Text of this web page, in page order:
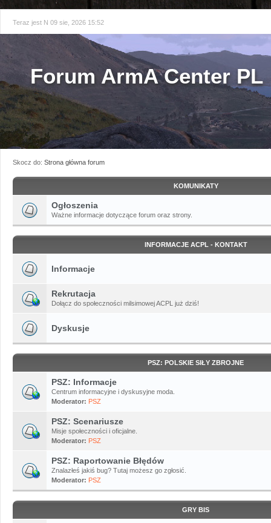
Teraz jest N 09 sie, 2026 15:52
Forum ArmA Center PL
Skocz do: Strona główna forum
KOMUNIKATY
Ogłoszenia
Ważne informacje dotyczące forum oraz strony.
INFORMACJE ACPL - KONTAKT
Informacje
Rekrutacja
Dołącz do społeczności milsimowej ACPL już dziś!
Dyskusje
PSZ: POLSKIE SIŁY ZBROJNE
PSZ: Informacje
Centrum informacyjne i dyskusyjne moda.
Moderator: PSZ
PSZ: Scenariusze
Misje społeczności i oficjalne.
Moderator: PSZ
PSZ: Raportowanie Błędów
Znalazłeś jakiś bug? Tutaj możesz go zgłosić.
Moderator: PSZ
GRY BIS